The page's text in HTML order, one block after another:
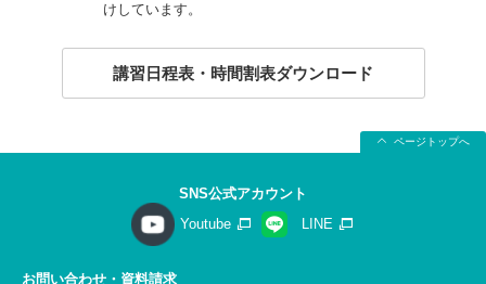
けしています。
講習日程表・時間割表ダウンロード
ページトップへ
SNS公式アカウント
Youtube
LINE
お問い合わせ・資料請求